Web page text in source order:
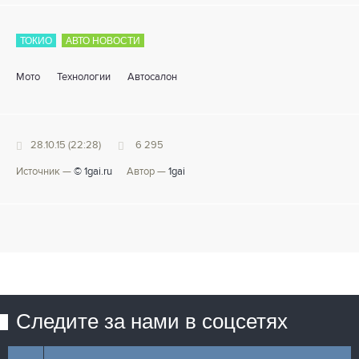
ТОКИО АВТО НОВОСТИ
Мото Технологии Автосалон
28.10.15 (22:28) 6 295
Источник — © 1gai.ru Автор — 1gai
Следите за нами в соцсетях